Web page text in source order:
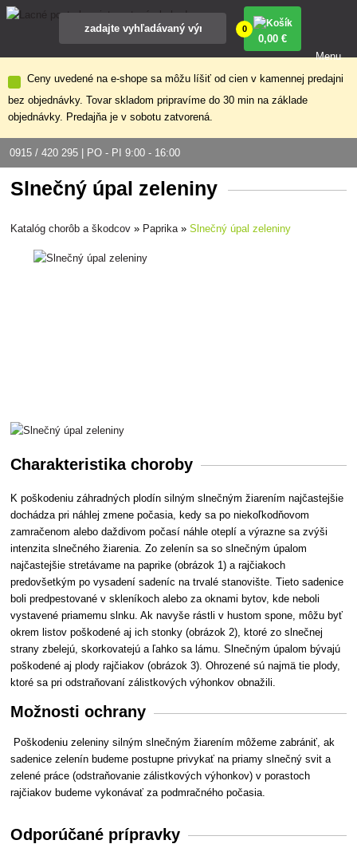
Ceny uvedené na e-shope sa môžu líšiť od cien v kamennej predajni
bez objednávky. Tovar skladom pripravíme do 30 min na základe
objednávky. Predajňa je v sobotu zatvorená.
0915 / 420 295 | PO - PI 9:00 - 16:00
0
0,00 €
Menu
Slnečný úpal zeleniny
Katalóg chorôb a škodcov » Paprika »Slnečný úpal zeleniny
Charakteristika choroby
K poškodeniu záhradných plodín silným slnečným žiarením najčastejšie
dochádza pri náhlej zmene počasia, kedy sa po niekoľkodňovom
zamračenom alebo daždivom počasí náhle oteplí a výrazne sa zvýši
intenzita slnečného žiarenia. Zo zelenín sa so slnečným úpalom
najčastejšie stretávame na paprike (obrázok 1) a rajčiakoch
predovšetkým po vysadení sadeníc na trvalé stanovište. Tieto sadenice
boli predpestované v skleníkoch alebo za oknami bytov, kde neboli
vystavené priamemu slnku. Ak navyše rástli v hustom spone, môžu byť
okrem listov poškodené aj ich stonky (obrázok 2), ktoré zo slnečnej
strany zbelejú, skorkovatejú a ľahko sa lámu. Slnečným úpalom bývajú
poškodené aj plody rajčiakov (obrázok 3). Ohrozené sú najmä tie plody,
ktoré sa pri odstraňovaní zálistkových výhonkov obnažili.
Možnosti ochrany
Poškodeniu zeleniny silným slnečným žiarením môžeme zabrániť, ak
sadenice zelenín budeme postupne privykať na priamy slnečný svit a
zelené práce (odstraňovanie zálistkových výhonkov) v porastoch
rajčiakov budeme vykonávať za podmračného počasia.
Odporúčané prípravky